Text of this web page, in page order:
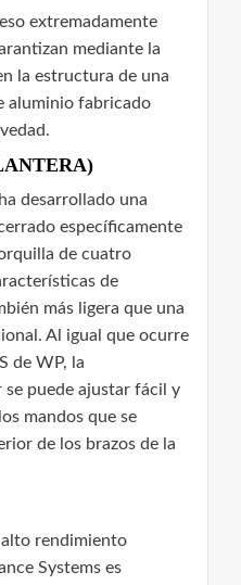
extremadamente
mediante la
la estructura de una
aluminio fabricado
desarrollado una
específicamente
de cuatro
de
más ligera que una
Al igual que ocurre
de WP, la
puede ajustar fácil y
mandos que se
de los brazos de la
rendimiento
Systems es